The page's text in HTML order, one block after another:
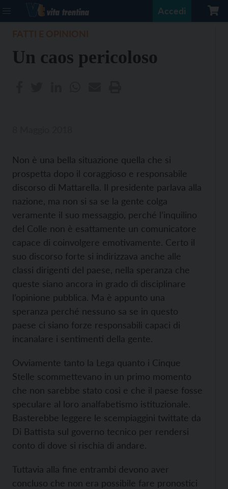
Accedi
Un caos pericoloso
Non è una bella situazione quella che si
prospetta dopo il coraggioso e responsabile
discorso di Mattarella. Il presidente parlava alla
nazione, ma non si sa se la gente colga
veramente il suo messaggio, perché l’inquilino
del Colle non è esattamente un comunicatore
capace di coinvolgere emotivamente. Certo il
suo discorso forte si indirizzava anche alle
classi dirigenti del paese, nella speranza che
queste siano ancora in grado di disciplinare
l’opinione pubblica. Ma è appunto una
speranza perché nessuno sa se in questo
paese ci siano forze responsabili capaci di
incanalare i sentimenti della gente.
Ovviamente tanto la Lega quanto i Cinque
Stelle scommettevano in un primo momento
che non sarebbe stato così e che il paese fosse
speculare al loro analfabetismo istituzionale.
Basterebbe leggere le scempiaggini twittate da
Di Battista sul governo tecnico per rendersi
conto di dove si rischia di andare.
Tuttavia alla fine entrambi devono aver
concluso che non era possibile fare pronostici